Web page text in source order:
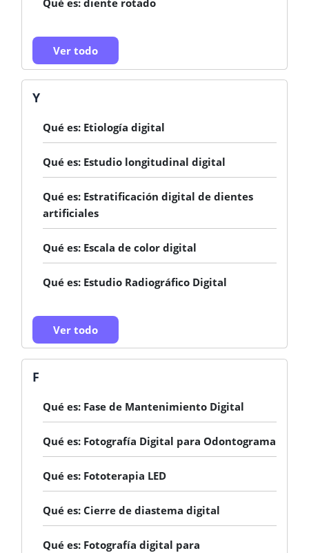
Qué es: diente rotado
Ver todo
Y
Qué es: Etiología digital
Qué es: Estudio longitudinal digital
Qué es: Estratificación digital de dientes
artificiales
Qué es: Escala de color digital
Qué es: Estudio Radiográfico Digital
Ver todo
F
Qué es: Fase de Mantenimiento Digital
Qué es: Fotografía Digital para Odontograma
Qué es: Fototerapia LED
Qué es: Cierre de diastema digital
Qué es: Fotografía digital para